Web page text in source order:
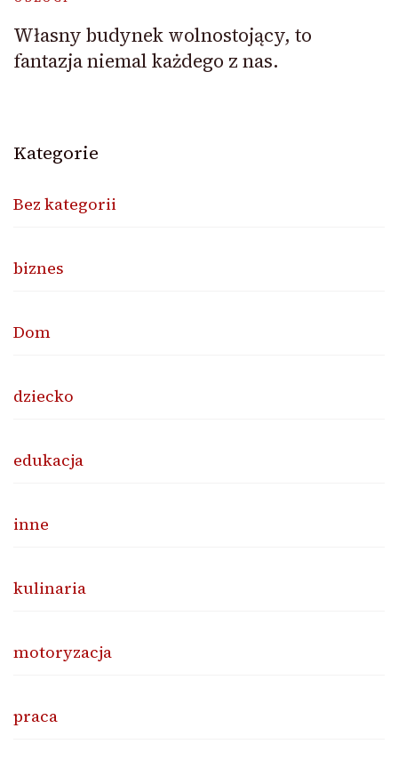
Własny budynek wolnostojący, to
fantazja niemal każdego z nas.
Kategorie
Bez kategorii
biznes
Dom
dziecko
edukacja
inne
kulinaria
motoryzacja
praca